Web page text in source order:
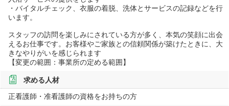
・バイタルチェック、衣服の着脱、洗体とサービスの記録などを行
います。
スタッフの訪問を楽しみにされている方が多く、本気の笑顔に出会
えるお仕事です。お客様やご家族との信頼関係が築けたときに、大
きなやりがいを感じられます
【変更の範囲：事業所の定める範囲】
求める人材
正看護師・准看護師の資格をお持ちの方